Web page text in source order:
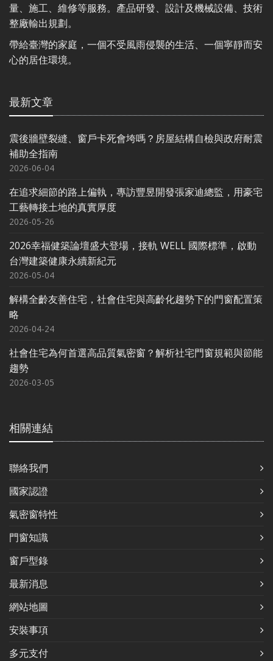
量、施工、維修等服務。產品研發、設計及機械設備、技術
整廠輸出規劃。
帶給臺灣的家庭，一個不受風雨侵襲的生活、一個寧靜而安
心的居住環境。
最新文章
震後牆壁裂縫、窗戶卡死會垮嗎？房屋結構自檢與政府耐震
補助全指南
2026-06-04
在追求細節的路上偏執，專訪豐昱開發張家迪總監，用豪宅
工藝轉接土地的真實厚度
2026-05-26
2026幸福健築論壇盛大登場，接軌 WELL 國際標準，啟動
台灣建築健康永續新紀元
2026-05-04
解構全齡友善住宅，社會住宅與高齡化趨勢下的門窗配置策
略
2026-04-24
社會住宅為何首選高品質氣密窗？解析社宅門窗規範與節能
趨勢
2026-03-05
相關連結
聯絡我們
國家認證
氣密窗特性
門窗知識
窗戶型錄
最新消息
網站地圖
安裝事項
多元支付